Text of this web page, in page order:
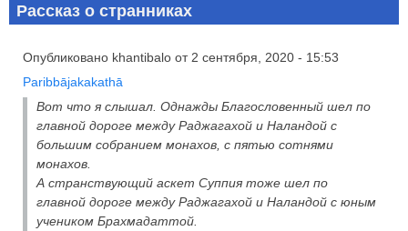
Рассказ о странниках
Опубликовано khantibalo от 2 сентября, 2020 - 15:53
Paribbājakakathā
Вот что я слышал. Однажды Благословенный шел по
главной дороге между Раджагахой и Наландой с
большим собранием монахов, с пятью сотнями
монахов.
А странствующий аскет Суппия тоже шел по
главной дороге между Раджагахой и Наландой с юным
учеником Брахмадаттой.